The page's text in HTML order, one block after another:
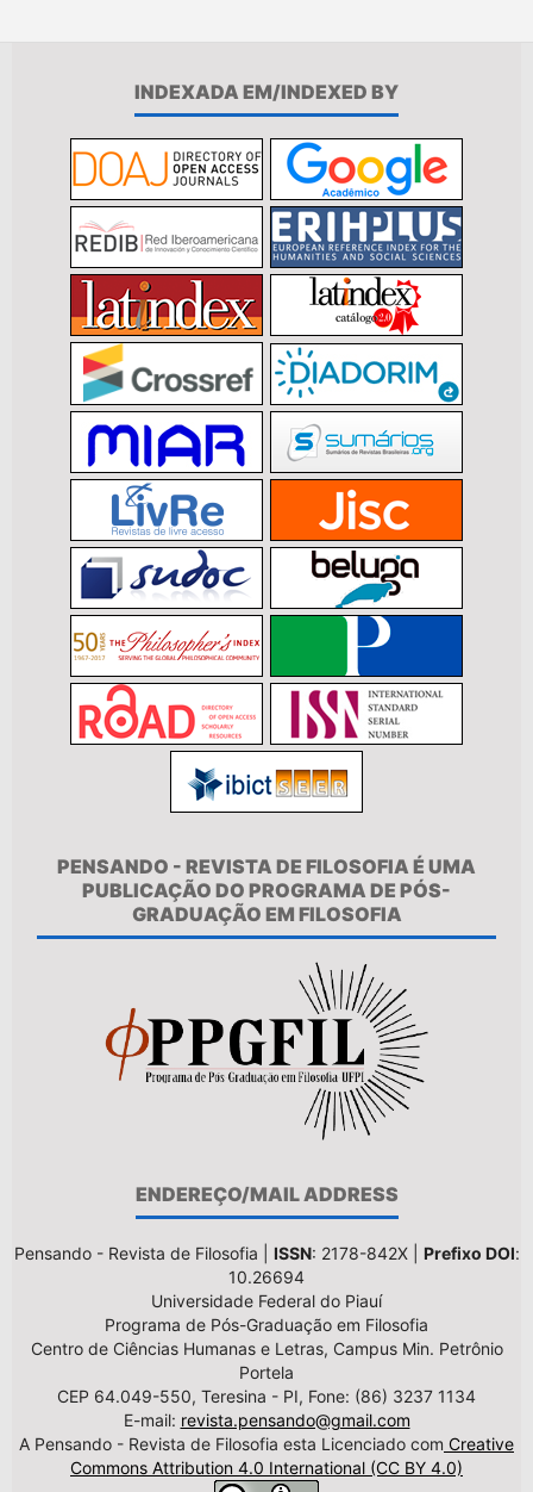
INDEXADA EM/INDEXED BY
PENSANDO - REVISTA DE FILOSOFIA É UMA
PUBLICAÇÃO DO PROGRAMA DE PÓS-
GRADUAÇÃO EM FILOSOFIA
ENDEREÇO/MAIL ADDRESS
Pensando - Revista de Filosofia | ISSN: 2178-842X | Prefixo DOI:
10.26694
Universidade Federal do Piauí
Programa de Pós-Graduação em Filosofia
Centro de Ciências Humanas e Letras, Campus Min. Petrônio
Portela
CEP 64.049-550, Teresina - PI, Fone: (86) 3237 1134
E-mail: revista.pensando@gmail.com
A Pensando - Revista de Filosofia esta Licenciado com Creative
Commons Attribution 4.0 International (CC BY 4.0)